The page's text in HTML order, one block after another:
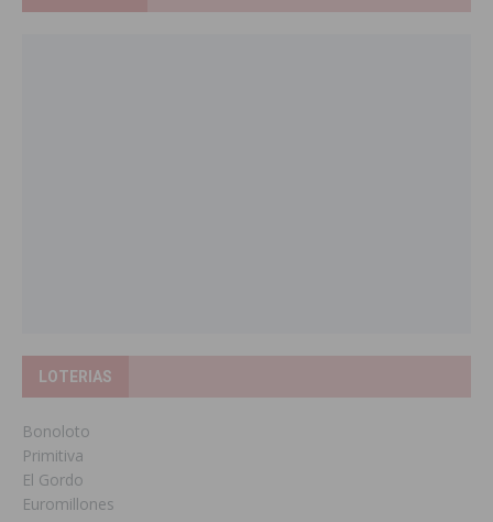
LOTERIAS
Bonoloto
Primitiva
El Gordo
Euromillones